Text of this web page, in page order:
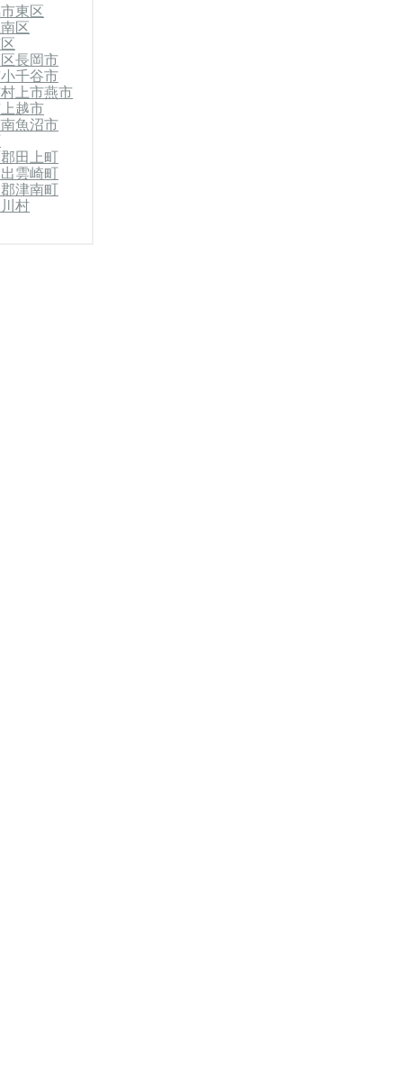
東区
区
長岡市
小千谷市
村上市燕市
上越市
南魚沼市
田上町
雲崎町
津南町
村